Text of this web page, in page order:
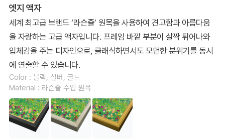
엣지 액자
세계 최고급 브랜드 ‘라슨쥴’ 원목을 사용하여 견고함과 아름다움
을 자랑하는 고급 액자입니다. 프레임 바깥 부분이 살짝 튀어나와
입체감을 주는 디자인으로, 클래식하면서도 모던한 분위기를 동시
에 연출할 수 있습니다.
Color : 블랙, 실버, 골드
Material : 라슨쥴 수입 원목